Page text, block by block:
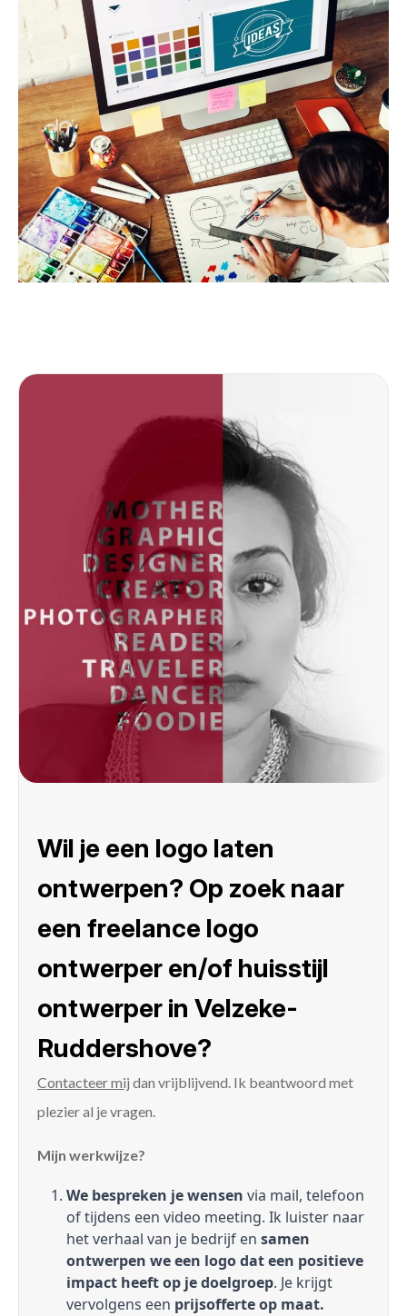
Wil je een logo laten
ontwerpen? Op zoek naar
een freelance logo
ontwerper en/of huisstijl
ontwerper in Velzeke-
Ruddershove?
Contacteer mij dan vrijblijvend. Ik beantwoord met
plezier al je vragen.
Mijn werkwijze?
We bespreken je wensen via mail, telefoon
of tijdens een video meeting. Ik luister naar
het verhaal van je bedrijf en samen
ontwerpen we een logo dat een positieve
impact heeft op je doelgroep. Je krijgt
vervolgens een prijsofferte op maat.